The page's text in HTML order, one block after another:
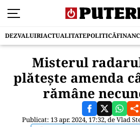
DEZVALUIRIACTUALITATEPOLITICĂ
Misterul
plătește amenda
rămâne
Publicat: 13 apr. 2024, 17:32, deVlad